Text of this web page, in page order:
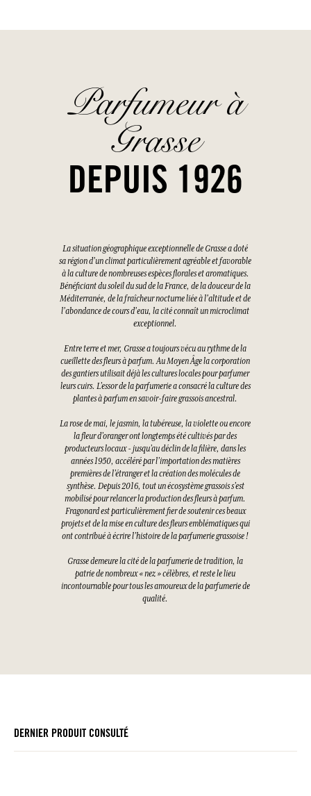
Parfumeur à
Grasse
DEPUIS 1926
La situation géographique exceptionnelle de Grasse a doté
sa région d'un climat particulièrement agréable et favorable
à la culture de nombreuses espèces florales et aromatiques.
Bénéficiant du soleil du sud de la France, de la douceur de la
Méditerranée, de la fraîcheur nocturne liée à l'altitude et de
l'abondance de cours d'eau, la cité connaît un microclimat
exceptionnel.
Entre terre et mer, Grasse a toujours vécu au rythme de la
cueillette des fleurs à parfum. Au Moyen Âge la corporation
des gantiers utilisait déjà les cultures locales pour parfumer
leurs cuirs. L’essor de la parfumerie a consacré la culture des
plantes à parfum en savoir-faire grassois ancestral.
La rose de mai, le jasmin, la tubéreuse, la violette ou encore
la fleur d’oranger ont longtemps été cultivés par des
producteurs locaux - jusqu’au déclin de la filière, dans les
années 1950, accéléré par l’importation des matières
premières de l’étranger et la création des molécules de
synthèse. Depuis 2016, tout un écosystème grassois s’est
mobilisé pour relancer la production des fleurs à parfum.
Fragonard est particulièrement fier de soutenir ces beaux
projets et de la mise en culture des fleurs emblématiques qui
ont contribué à écrire l’histoire de la parfumerie grassoise !
Grasse demeure la cité de la parfumerie de tradition, la
patrie de nombreux « nez » célèbres, et reste le lieu
incontournable pour tous les amoureux de la parfumerie de
qualité.
DERNIER PRODUIT CONSULTÉ